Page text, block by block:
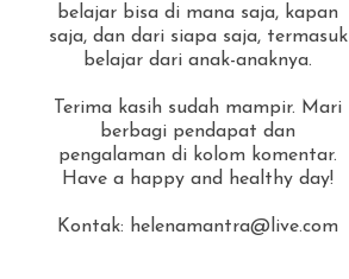
belajar bisa di mana saja, kapan
saja, dan dari siapa saja, termasuk
belajar dari anak-anaknya.
Terima kasih sudah mampir. Mari
berbagi pendapat dan
pengalaman di kolom komentar.
Have a happy and healthy day!
Kontak: helenamantra@live.com